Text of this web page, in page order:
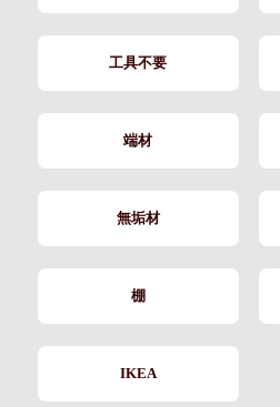
工具不要
端材
無垢材
棚
IKEA